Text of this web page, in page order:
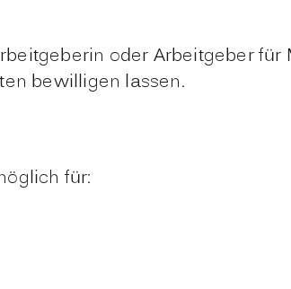
oder Arbeitgeber
bewilligen lassen.
für: